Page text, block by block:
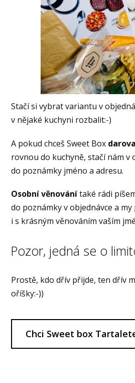
Stačí si vybrat variantu v
v nějaké kuchyni rozbalit:-)
A pokud chceš Sweet Box
rovnou do kuchyně, stačí nám v
do poznámky jméno a adresu.
Osobní věnovánítaké rádi
do poznámky v objednávce a
i s krásným věnováním vaším
Pozor, jedná se o
Prostě, kdo dřív přijde, ten dřív
oříšky:-))
Chci Sweet box